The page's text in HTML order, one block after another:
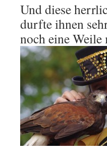
Und diese
durfte ihnen
noch eine